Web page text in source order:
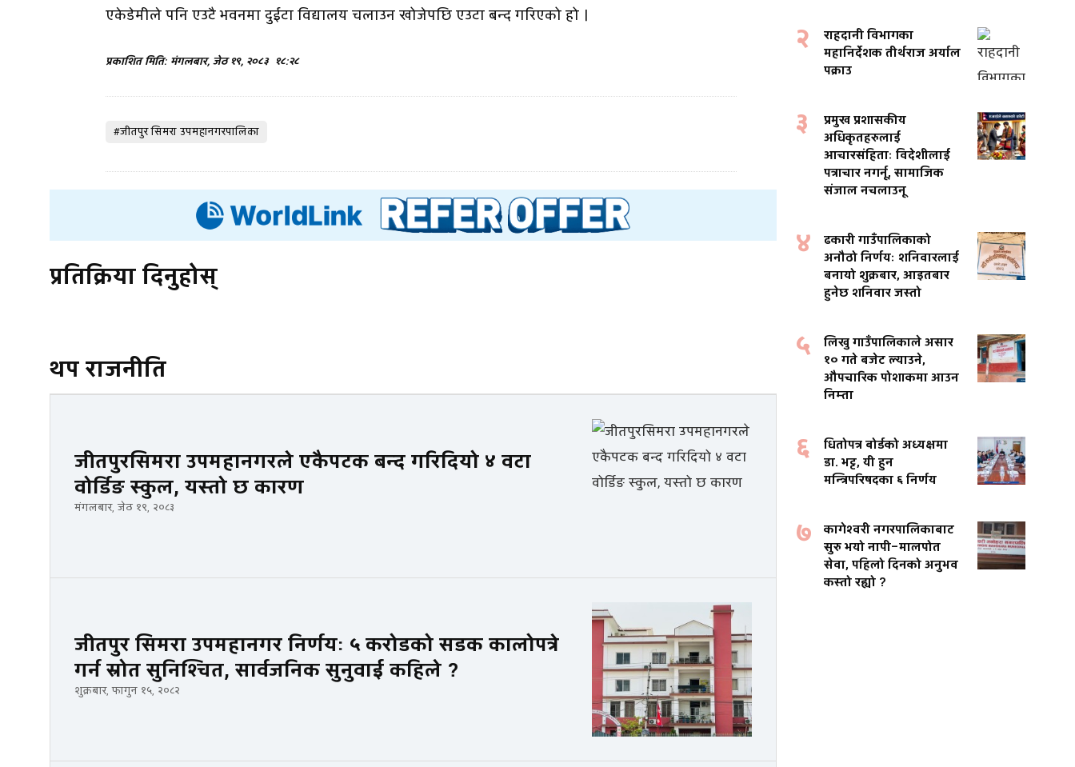
एकेडेमीले पनि एउटै भवनमा दुईटा विद्यालय चलाउन खोजेपछि एउटा बन्द गरिएको हो ।
प्रकाशित मिति: मंगलबार, जेठ १९, २०८३ १८:२८
#जीतपुर सिमरा उपमहानगरपालिका
प्रतिक्रिया दिनुहोस्
थप राजनीति
जीतपुरसिमरा उपमहानगरले एकैपटक बन्द गरिदियो ४ वटा
वोर्डिङ स्कुल, यस्तो छ कारण
मंगलबार, जेठ १९, २०८३
जीतपुर सिमरा उपमहानगर निर्णयः ५ करोडको सडक कालोपत्रे
गर्न स्रोत सुनिश्चित, सार्वजनिक सुनुवाई कहिले ?
शुक्रबार, फागुन १५, २०८२
२
राहदानी विभागका
महानिर्देशक तीर्थराज अर्याल
पक्राउ
३
प्रमुख प्रशासकीय
अधिकृतहरुलाई
आचारसंहिताः विदेशीलाई
पत्राचार नगर्नू, सामाजिक
संजाल नचलाउनू
४
ढकारी गाउँपालिकाको
अनौठो निर्णयः शनिवारलाई
बनायो शुक्रबार, आइतबार
हुनेछ शनिवार जस्तो
५
लिखु गाउँपालिकाले असार
१० गते बजेट ल्याउने,
औपचारिक पोशाकमा आउन
निम्ता
६
धितोपत्र बोर्डको अध्यक्षमा
डा. भट्ट, यी हुन
मन्त्रिपरिषदका ६ निर्णय
७
कागेश्वरी नगरपालिकाबाट
सुरु भयो नापी–मालपोत
सेवा, पहिलो दिनको अनुभव
कस्तो रह्यो ?